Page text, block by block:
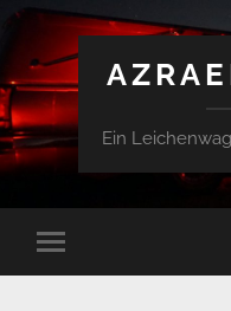
Ein
Mobile-
Menü